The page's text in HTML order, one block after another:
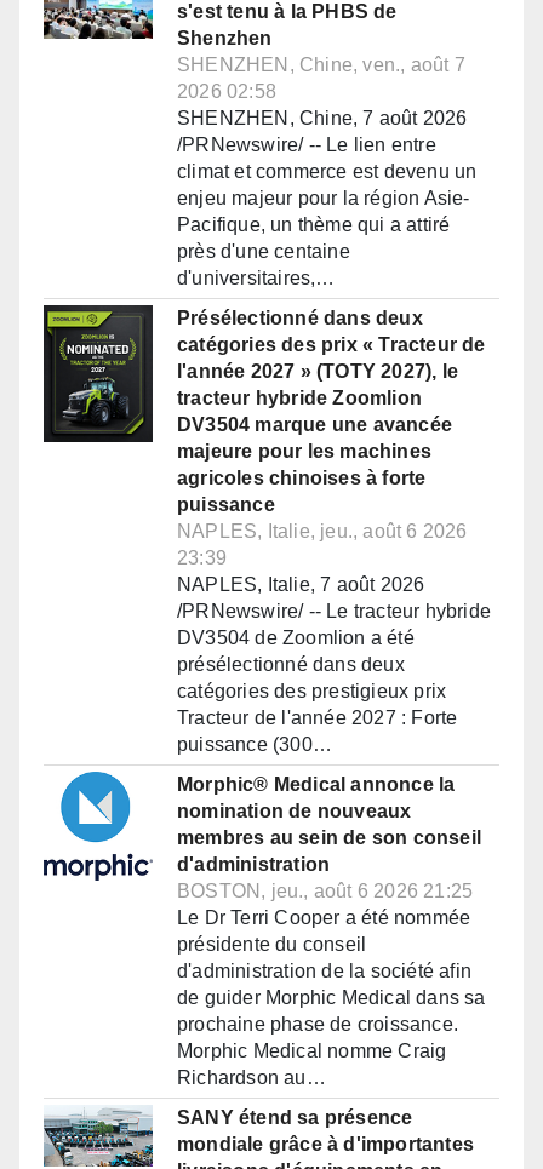
s'est tenu à la PHBS de
Shenzhen
SHENZHEN, Chine, ven., août 7
2026 02:58
SHENZHEN, Chine, 7 août 2026
/PRNewswire/ -- Le lien entre
climat et commerce est devenu un
enjeu majeur pour la région Asie-
Pacifique, un thème qui a attiré
près d'une centaine
d'universitaires,…
Présélectionné dans deux
catégories des prix « Tracteur de
l'année 2027 » (TOTY 2027), le
tracteur hybride Zoomlion
DV3504 marque une avancée
majeure pour les machines
agricoles chinoises à forte
puissance
NAPLES, Italie, jeu., août 6 2026
23:39
NAPLES, Italie, 7 août 2026
/PRNewswire/ -- Le tracteur hybride
DV3504 de Zoomlion a été
présélectionné dans deux
catégories des prestigieux prix
Tracteur de l'année 2027 : Forte
puissance (300…
Morphic® Medical annonce la
nomination de nouveaux
membres au sein de son conseil
d'administration
BOSTON, jeu., août 6 2026 21:25
Le Dr Terri Cooper a été nommée
présidente du conseil
d'administration de la société afin
de guider Morphic Medical dans sa
prochaine phase de croissance.
Morphic Medical nomme Craig
Richardson au…
SANY étend sa présence
mondiale grâce à d'importantes